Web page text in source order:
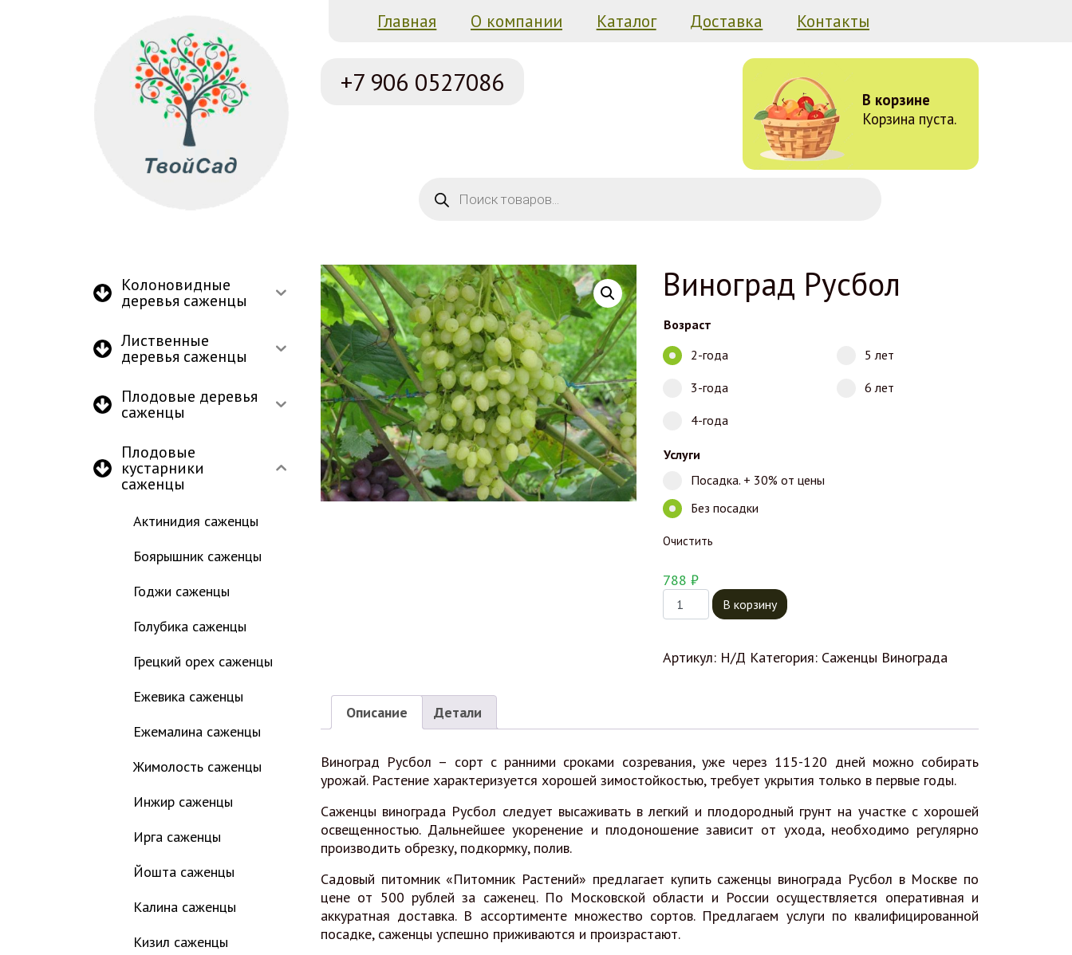
Главная О компании Каталог Доставка Контакты
+7 906 0527086
В корзине
Корзина пуста.
Колоновидные
деревья саженцы
Лиственные
деревья саженцы
Плодовые деревья
саженцы
Плодовые
кустарники
саженцы
Актинидия саженцы
Боярышник саженцы
Годжи саженцы
Голубика саженцы
Грецкий орех саженцы
Ежевика саженцы
Ежемалина саженцы
Жимолость саженцы
Инжир саженцы
Ирга саженцы
Йошта саженцы
Калина саженцы
Кизил саженцы
Виноград Русбол
Возраст
2-года
3-года
4-года
5 лет
6 лет
Услуги
Посадка. + 30% от цены
Без посадки
Очистить
788 ₽
Количество товара Виноград Русбол
В корзину
Артикул: Н/Д Категория: Саженцы Винограда
Описание Детали
Виноград Русбол – сорт с ранними сроками созревания, уже через 115-120 дней можно собирать
урожай. Растение характеризуется хорошей зимостойкостью, требует укрытия только в первые годы.
Саженцы винограда Русбол следует высаживать в легкий и плодородный грунт на участке с хорошей
освещенностью. Дальнейшее укоренение и плодоношение зависит от ухода, необходимо регулярно
производить обрезку, подкормку, полив.
Садовый питомник «Питомник Растений» предлагает купить саженцы винограда Русбол в Москве по
цене от 500 рублей за саженец. По Московской области и России осуществляется оперативная и
аккуратная доставка. В ассортименте множество сортов. Предлагаем услуги по квалифицированной
посадке, саженцы успешно приживаются и произрастают.